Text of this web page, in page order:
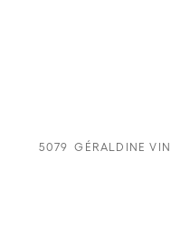
5079 GÉRALDINE